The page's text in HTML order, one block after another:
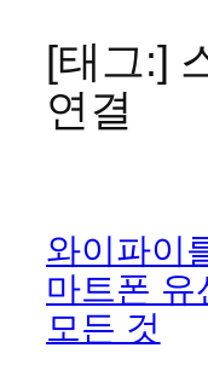
[태그:]
연결
와이파이
마트폰 유
모든 것